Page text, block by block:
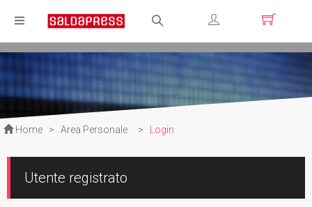
Registrati
Home > Area Personale > Login
Utente registrato